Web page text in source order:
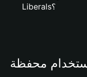
Liberals؟